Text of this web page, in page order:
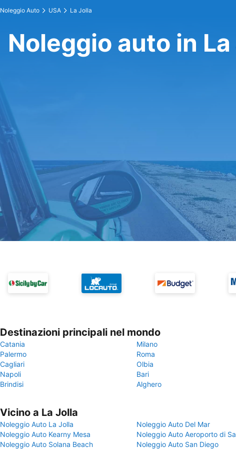
Noleggio Auto USA La Jolla
Noleggio auto in
Destinazioni principali nel mondo
Catania
Milano
Palermo
Roma
Cagliari
Olbia
Napoli
Bari
Brindisi
Alghero
Vicino a La Jolla
Noleggio Auto La Jolla
Noleggio Auto Del Mar
Noleggio Auto Kearny Mesa
Noleggio Auto Aeroporto di
Noleggio Auto Solana Beach
Noleggio Auto San Diego